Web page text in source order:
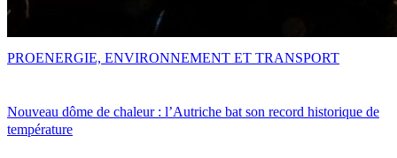
Nouveau dôme de chaleur : l’Autriche bat son record historique de
température
PROENERGIE, ENVIRONNEMENT ET TRANSPORT